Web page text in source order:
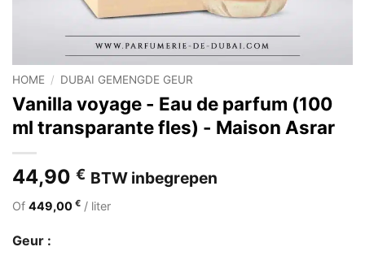
HOME / DUBAI GEMENGDE GEUR
Vanilla voyage - Eau de parfum (100
ml transparante fles) - Maison Asrar
44,90 € BTW inbegrepen
Of 449,00 € / liter
Geur :